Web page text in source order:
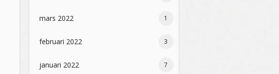
mars 2022 1
februari 2022 3
januari 2022 7